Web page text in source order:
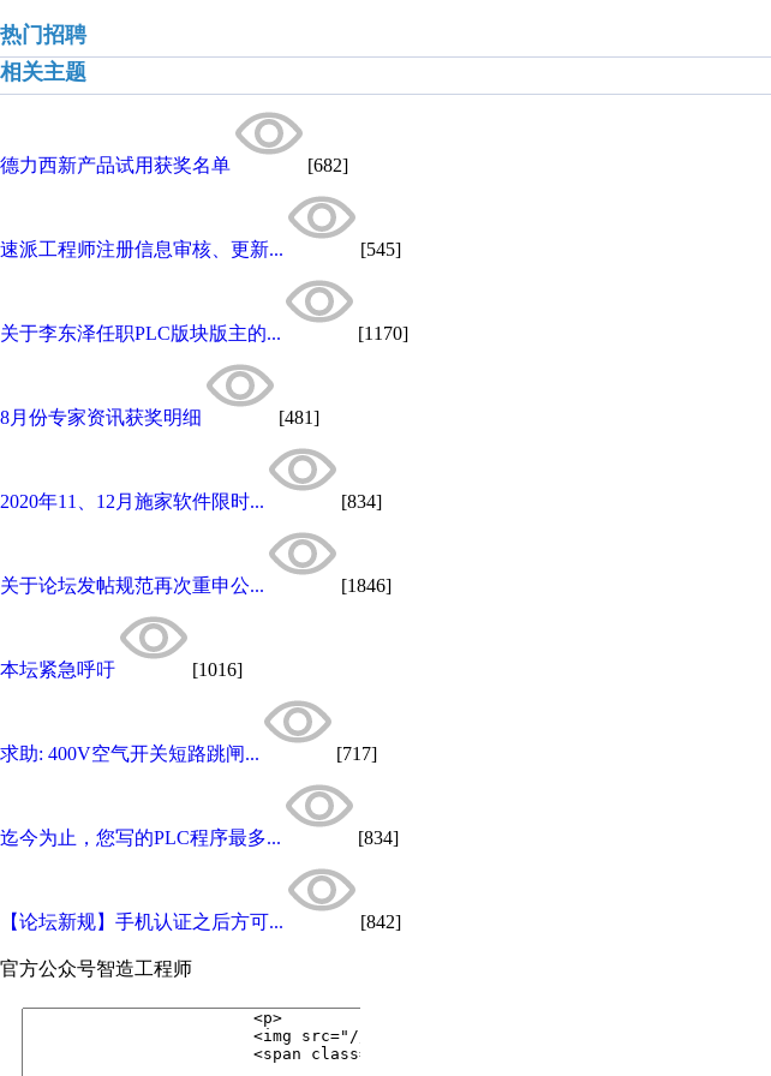
热门招聘
相关主题
德力西新产品试用获奖名单 [682]
速派工程师注册信息审核、更新... [545]
关于李东泽任职PLC版块版主的... [1170]
8月份专家资讯获奖明细 [481]
2020年11、12月施家软件限时... [834]
关于论坛发帖规范再次重申公... [1846]
本坛紧急呼吁 [1016]
求助: 400V空气开关短路跳闸... [717]
迄今为止，您写的PLC程序最多... [834]
【论坛新规】手机认证之后方可... [842]
官方公众号智造工程师